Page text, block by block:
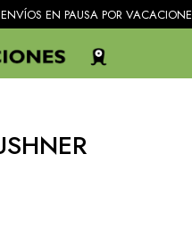
EN PAUSA POR